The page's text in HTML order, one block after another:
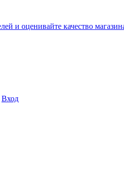
Вход